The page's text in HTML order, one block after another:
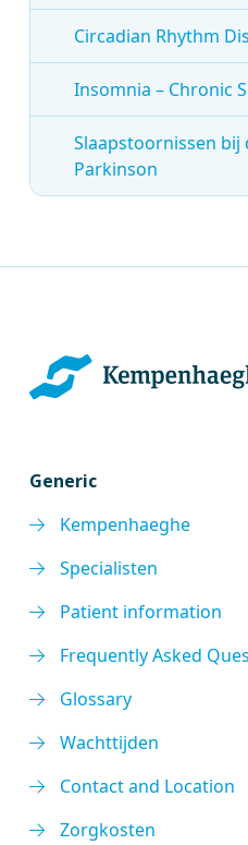
Circadian Rhythm
Insomnia – Chronic
Slaapstoornissen bij
Parkinson
Generic
Kempenhaeghe
Specialisten
Patient information
Frequently Asked
Glossary
Wachttijden
Contact and Location
Zorgkosten